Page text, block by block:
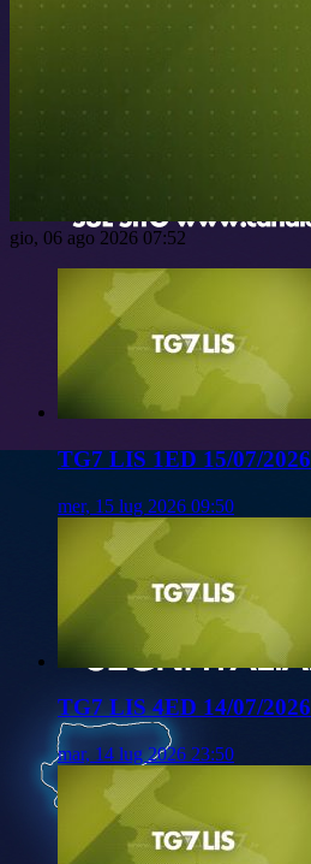
gio, 06 ago 2026 07:52
TG7 LIS 1ED 15/07/2026
mer, 15 lug 2026 09:50
TG7 LIS 4ED 14/07/2026
mar, 14 lug 2026 23:50